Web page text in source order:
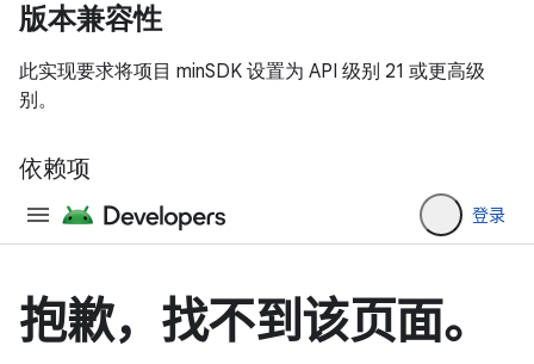
版本兼容性
此实现要求将项目 minSDK 设置为 API 级别 21 或更高级
别。
依赖项